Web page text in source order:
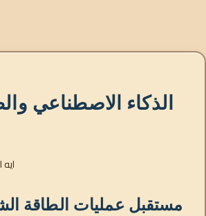
الذكاء الاصطناعي
مستقبل عمليات الطاقة